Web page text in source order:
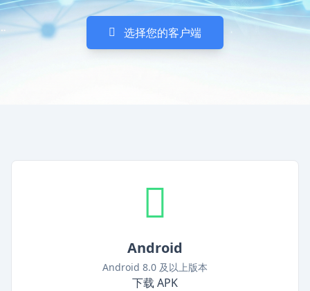
选择您的客户端
Android
Android 8.0 及以上版本
下载 APK